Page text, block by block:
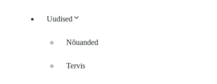
Uudised
Nõuanded
Tervis